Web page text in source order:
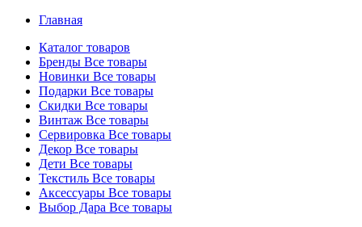
Главная
Каталог товаров
Бренды Все товары
Новинки Все товары
Подарки Все товары
Скидки Все товары
Винтаж Все товары
Сервировка Все товары
Декор Все товары
Дети Все товары
Текстиль Все товары
Аксессуары Все товары
Выбор Дара Все товары